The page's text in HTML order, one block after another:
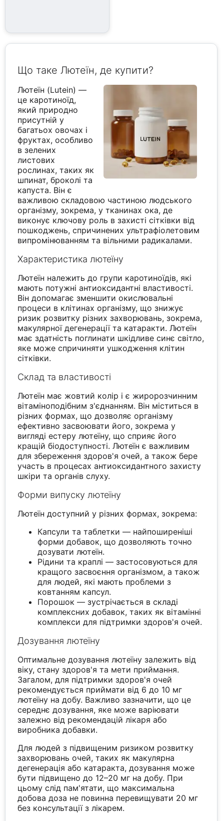
Що таке Лютеїн, де купити?
Лютеїн (Lutein) —
це каротиноїд,
який природно
присутній у
багатьох овочах і
фруктах, особливо
в зелених
листових
рослинах, таких як
шпинат, броколі та
капуста. Він є
важливою складовою частиною людського
організму, зокрема, у тканинах ока, де
виконує ключову роль в захисті сітківки від
пошкоджень, спричинених ультрафіолетовим
випромінюванням та вільними радикалами.
Характеристика лютеїну
Лютеїн належить до групи каротиноїдів, які
мають потужні антиоксидантні властивості.
Він допомагає зменшити окислювальні
процеси в клітинах організму, що знижує
ризик розвитку різних захворювань, зокрема,
макулярної дегенерації та катаракти. Лютеїн
має здатність поглинати шкідливе синє світло,
яке може спричиняти ушкодження клітин
сітківки.
Склад та властивості
Лютеїн має жовтий колір і є жиророзчинним
вітаміноподібним з'єднанням. Він міститься в
різних формах, що дозволяє організму
ефективно засвоювати його, зокрема у
вигляді естеру лютеїну, що сприяє його
кращій біодоступності. Лютеїн є важливим
для збереження здоров'я очей, а також бере
участь в процесах антиоксидантного захисту
шкіри та органів слуху.
Форми випуску лютеїну
Лютеїн доступний у різних формах, зокрема:
Капсули та таблетки — найпоширеніші
форми добавок, що дозволяють точно
дозувати лютеїн.
Рідини та краплі — застосовуються для
кращого засвоєння організмом, а також
для людей, які мають проблеми з
ковтанням капсул.
Порошок — зустрічається в складі
комплексних добавок, таких як вітамінні
комплекси для підтримки здоров'я очей.
Дозування лютеїну
Оптимальне дозування лютеїну залежить від
віку, стану здоров'я та мети приймання.
Загалом, для підтримки здоров'я очей
рекомендується приймати від 6 до 10 мг
лютеїну на добу. Важливо зазначити, що це
середнє дозування, яке може варіювати
залежно від рекомендацій лікаря або
виробника добавки.
Для людей з підвищеним ризиком розвитку
захворювань очей, таких як макулярна
дегенерація або катаракта, дозування може
бути підвищено до 12–20 мг на добу. При
цьому слід пам'ятати, що максимальна
добова доза не повинна перевищувати 20 мг
без консультації з лікарем.